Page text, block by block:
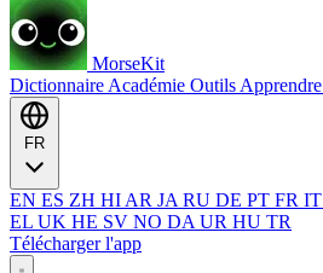
MorseKit
Dictionnaire Académie Outils Apprendre
EN ES ZH HI AR JA RU DE PT FR IT
EL UK HE SV NO DA UR HU TR
Télécharger l'app